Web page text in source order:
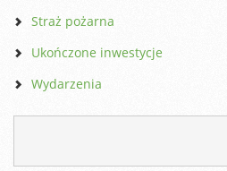
Straż pożarna
Ukończone inwestycje
Wydarzenia